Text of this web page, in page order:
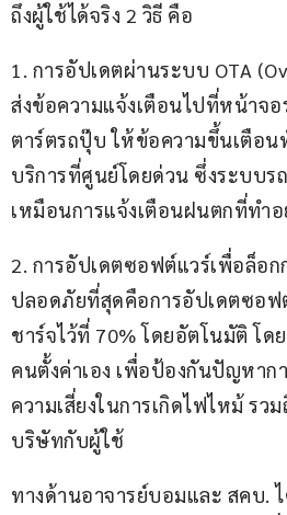
ถึงผู้ใช้ได้จริง 2 วิธี คือ
1. การอัปเดตผ่านระบบ OTA
ส่งข้อความแจ้งเตือนไปที่หน้าจอ
ตาร์ตรถปุ๊บ ให้ข้อความขึ้นเตือน
บริการที่ศูนย์โดยด่วน ซึ่งระบบร
เหมือนการแจ้งเตือนฝนตกที่ทำ
2. การอัปเดตซอฟต์แวร์เพื่อล็อก
ปลอดภัยที่สุดคือการอัปเดตซอฟ
ชาร์จไว้ที่ 70% โดยอัตโนมัติ โด
คนตั้งค่าเอง เพื่อป้องกันปัญหาก
ความเสี่ยงในการเกิดไฟไหม้ รว
บริษัทกับผู้ใช้
ทางด้านอาจารย์บอมและ สคบ.